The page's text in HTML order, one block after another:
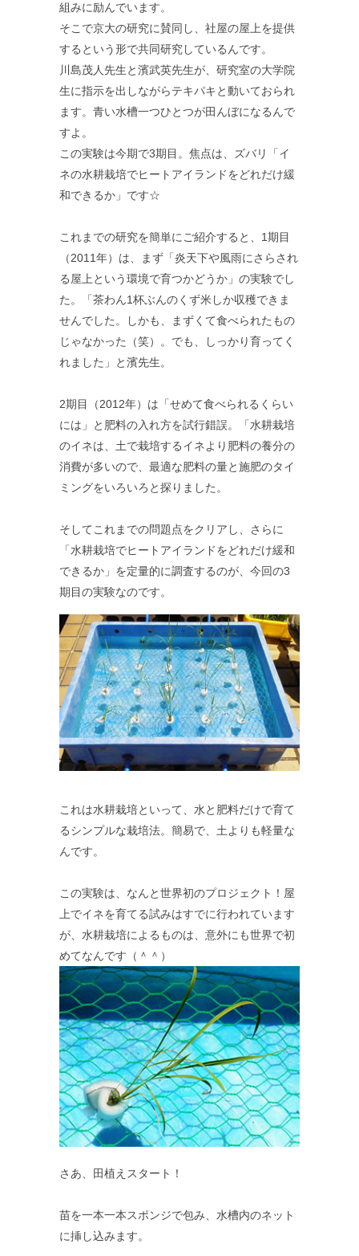
組みに励んでいます。
そこで京大の研究に賛同し、社屋の屋上を提供
するという形で共同研究しているんです。
川島茂人先生と濱武英先生が、研究室の大学院
生に指示を出しながらテキパキと動いておられ
ます。青い水槽一つひとつが田んぼになるんで
すよ。
この実験は今期で3期目。焦点は、ズバリ「イ
ネの水耕栽培でヒートアイランドをどれだけ緩
和できるか」です☆
これまでの研究を簡単にご紹介すると、1期目
（2011年）は、まず「炎天下や風雨にさらされ
る屋上という環境で育つかどうか」の実験でし
た。「茶わん1杯ぶんのくず米しか収穫できま
せんでした。しかも、まずくて食べられたもの
じゃなかった（笑）。でも、しっかり育ってく
れました」と濱先生。
2期目（2012年）は「せめて食べられるくらい
には」と肥料の入れ方を試行錯誤。「水耕栽培
のイネは、土で栽培するイネより肥料の養分の
消費が多いので、最適な肥料の量と施肥のタイ
ミングをいろいろと探りました。
そしてこれまでの問題点をクリアし、さらに
「水耕栽培でヒートアイランドをどれだけ緩和
できるか」を定量的に調査するのが、今回の3
期目の実験なのです。
これは水耕栽培といって、水と肥料だけで育て
るシンプルな栽培法。簡易で、土よりも軽量な
んです。
この実験は、なんと世界初のプロジェクト！屋
上でイネを育てる試みはすでに行われています
が、水耕栽培によるものは、意外にも世界で初
めてなんです（＾＾）
さあ、田植えスタート！
苗を一本一本スポンジで包み、水槽内のネット
に挿し込みます。